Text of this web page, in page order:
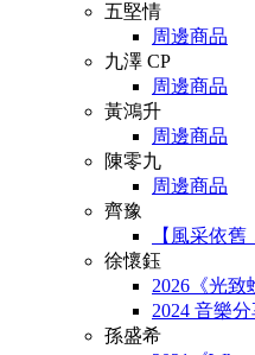
五堅情
周邊商品
九澤 CP
周邊商品
黃鴻升
周邊商品
陳零九
周邊商品
齊豫
【風采依
徐懷鈺
2026《光致
2024 音樂
孫盛希